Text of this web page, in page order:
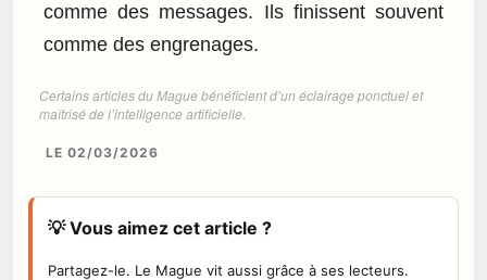
comme des messages. Ils finissent souvent
comme des engrenages.
Certains articles du Mague bénéficient d’un éclairage ponctuel et
maîtrisé de l’intelligence artificielle.
LE 02/03/2026
💡 Vous aimez cet article ?
Partagez-le. Le Mague vit aussi grâce à ses lecteurs.